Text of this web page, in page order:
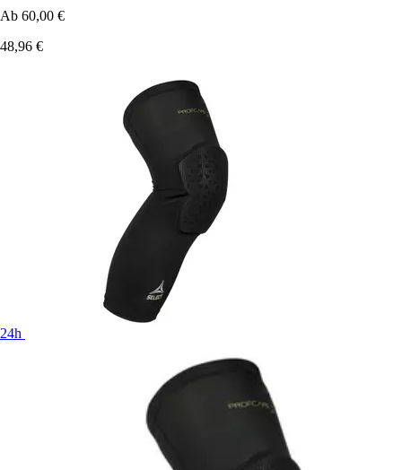
Ab 60,00 €
48,96 €
24h